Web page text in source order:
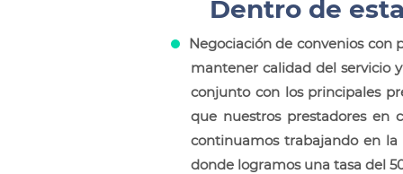
Dentro de
Negociación de convenios con
mantener calidad del servicio
conjunto con los principales
que nuestros prestadores en
continuamos trabajando en
donde logramos una tasa del